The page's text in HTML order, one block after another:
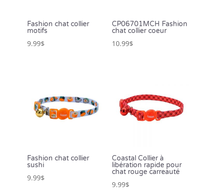
Fashion chat collier
motifs
9.99$
CP06701MCH Fashion
chat collier coeur
10.99$
Fashion chat collier
sushi
9.99$
Coastal Collier à
libération rapide pour
chat rouge carreauté
9.99$